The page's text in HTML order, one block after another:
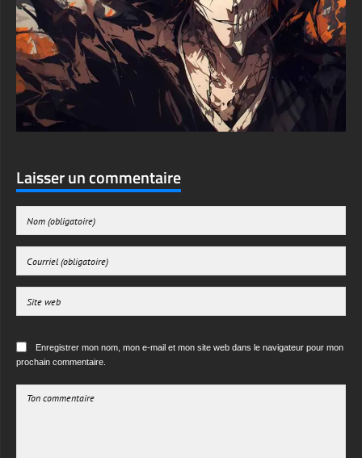
Laisser un commentaire
Enregistrer mon nom, mon e-mail et mon site web dans le navigateur pour mon
prochain commentaire.